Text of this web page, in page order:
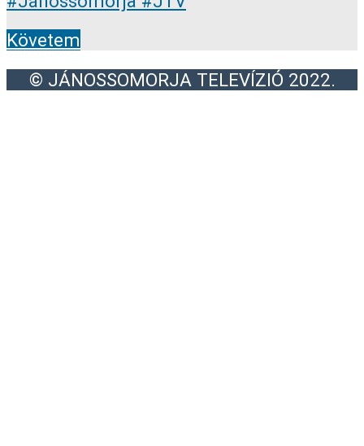
Követem
© JÁNOSSOMORJA TELEVÍZIÓ 2022.